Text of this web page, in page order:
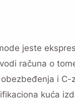
jeste
računa o
i
kuća